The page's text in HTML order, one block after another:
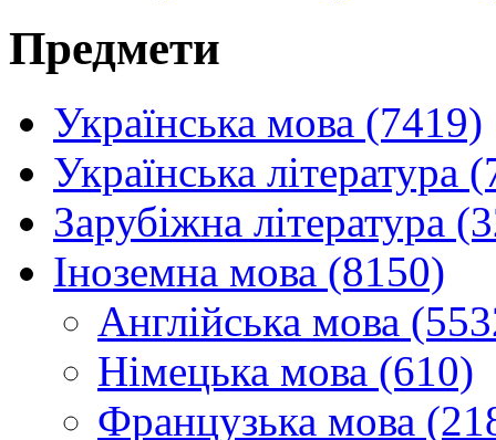
Предмети
Українська мова (7419)
Українська література
Зарубіжна література
Іноземна мова (8150)
Англійська мова
Німецька мова (610)
Французька мова